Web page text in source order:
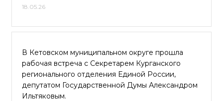
18.05.26
В Кетовском муниципальном округе прошла
рабочая встреча с Секретарем Курганского
регионального отделения Единой России,
депутатом Государственной Думы Александром
Ильтяковым.